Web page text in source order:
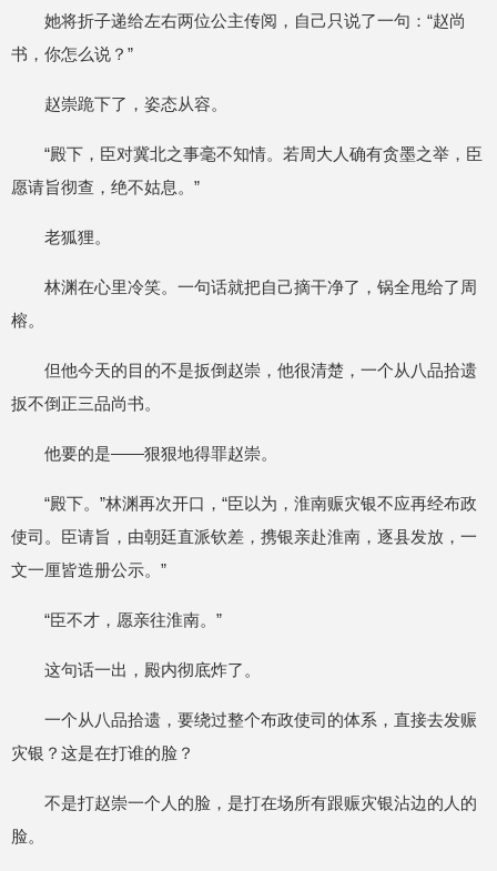
她将折子递给左右两位公主传阅，自己只说了一句：“赵尚
书，你怎么说？”
赵崇跪下了，姿态从容。
“殿下，臣对冀北之事毫不知情。若周大人确有贪墨之举，臣
愿请旨彻查，绝不姑息。”
老狐狸。
林渊在心里冷笑。一句话就把自己摘干净了，锅全甩给了周
榕。
但他今天的目的不是扳倒赵崇，他很清楚，一个从八品拾遗
扳不倒正三品尚书。
他要的是——狠狠地得罪赵崇。
“殿下。”林渊再次开口，“臣以为，淮南赈灾银不应再经布政
使司。臣请旨，由朝廷直派钦差，携银亲赴淮南，逐县发放，一
文一厘皆造册公示。”
“臣不才，愿亲往淮南。”
这句话一出，殿内彻底炸了。
一个从八品拾遗，要绕过整个布政使司的体系，直接去发赈
灾银？这是在打谁的脸？
不是打赵崇一个人的脸，是打在场所有跟赈灾银沾边的人的
脸。